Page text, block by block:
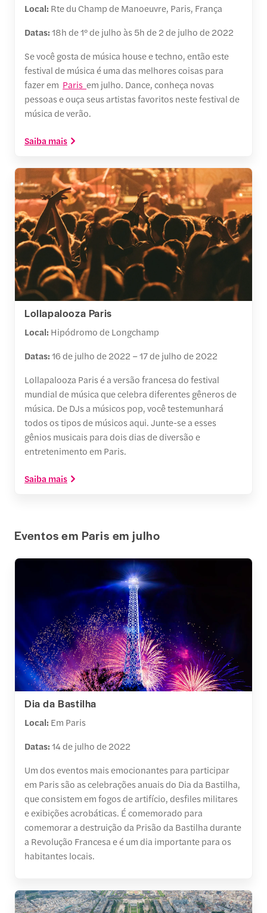
Local: Rte du Champ de Manoeuvre, Paris, França
Datas:18h de 1º de julho às 5h de 2 de julho de 2022
Se você gosta de música house e techno, então este
festival de música é uma das melhores coisas para
fazer em Paris em julho. Dance, conheça novas
pessoas e ouça seus artistas favoritos neste festival de
música de verão.
Saiba mais
Lollapalooza Paris
Local: Hipódromo de Longchamp
Datas:16 de julho de 2022 – 17 de julho de 2022
Lollapalooza Paris é a versão francesa do festival
mundial de música que celebra diferentes gêneros de
música. De DJs a músicos pop, você testemunhará
todos os tipos de músicos aqui. Junte-se a esses
gênios musicais para dois dias de diversão e
entretenimento em Paris.
Saiba mais
Eventos em Paris em julho
Dia da Bastilha
Local: Em Paris
Datas:14 de julho de 2022
Um dos eventos mais emocionantes para participar
em Paris são as celebrações anuais do Dia da Bastilha,
que consistem em fogos de artifício, desfiles militares
e exibições acrobáticas. É comemorado para
comemorar a destruição da Prisão da Bastilha durante
a Revolução Francesa e é um dia importante para os
habitantes locais.